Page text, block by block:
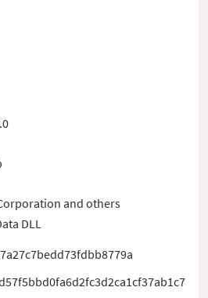
and others
DLL